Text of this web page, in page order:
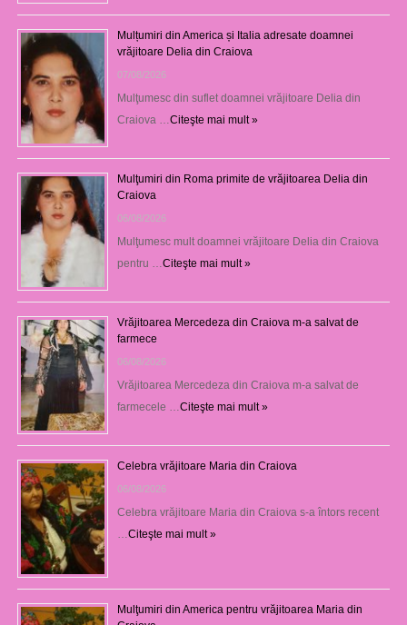
Mulțumiri din America și Italia adresate doamnei
vrăjitoare Delia din Craiova
07/08/2026
Mulţumesc din suflet doamnei vrăjitoare Delia din
Craiova …Citeşte mai mult »
Mulţumiri din Roma primite de vrăjitoarea Delia din
Craiova
06/08/2026
Mulţumesc mult doamnei vrăjitoare Delia din Craiova
pentru …Citeşte mai mult »
Vrăjitoarea Mercedeza din Craiova m-a salvat de
farmece
06/08/2026
Vrăjitoarea Mercedeza din Craiova m-a salvat de
farmecele …Citeşte mai mult »
Celebra vrăjitoare Maria din Craiova
06/08/2026
Celebra vrăjitoare Maria din Craiova s-a întors recent
…Citeşte mai mult »
Mulţumiri din America pentru vrăjitoarea Maria din